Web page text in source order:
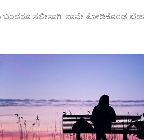
ಸಲೀಸಾಗಿ ನಾವೇ ತೋಡಿಕೊಂಡ